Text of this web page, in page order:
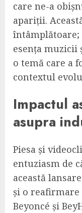
care ne-a
apariții.
întâmplătoare;
esența
o temă care a
contextul
Impactul
asupra
Piesa și
entuziasm de
această
și o
Beyoncé și